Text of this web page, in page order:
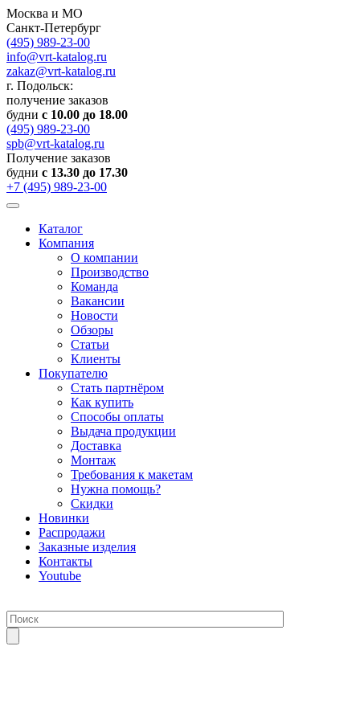
Москва и МО
Санкт-Петербург
(495) 989-23-00
info@vrt-katalog.ru
zakaz@vrt-katalog.ru
г. Подольск:
получение заказов
будни с 10.00 до 18.00
(495) 989-23-00
spb@vrt-katalog.ru
Получение заказов
будни с 13.30 до 17.30
+7 (495) 989-23-00
Каталог
Компания
О компании
Производство
Команда
Вакансии
Новости
Обзоры
Статьи
Клиенты
Покупателю
Стать партнёром
Как купить
Способы оплаты
Выдача продукции
Доставка
Монтаж
Требования к макетам
Нужна помощь?
Скидки
Новинки
Распродажи
Заказные изделия
Контакты
Youtube